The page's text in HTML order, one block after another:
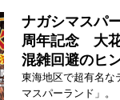
ナガシマスパ
周年記念 大花
混雑回避のヒ
東海地区で超有名な
マスパーランド」。